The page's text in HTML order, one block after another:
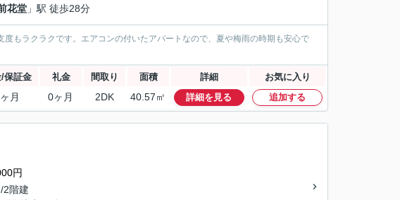
花堂 」駅 徒歩28分
もラクラクです。エアコンの付いたアパートなので、夏や梅雨の時期も安心で
保証金 礼金 間取り 面積 詳細 お気に入り
月 0ヶ月 2DK 40.57㎡ 詳細を見る 追加する
円
2階建